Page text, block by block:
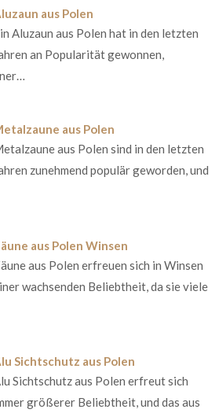
aus Polen
Aluzaun aus Polen hat in den letzten
an Popularität gewonnen,
aus Polen
aus Polen sind in den letzten
zunehmend populär geworden, und
aus Polen Winsen
aus Polen erfreuen sich in Winsen
wachsenden Beliebtheit, da sie viele
Sichtschutz aus Polen
Sichtschutz aus Polen erfreut sich
größerer Beliebtheit, und das aus